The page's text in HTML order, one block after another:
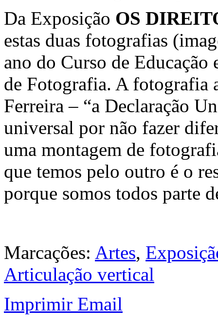
Da Exposição OS
estas duas fotografias
ano do Curso de Educação
de Fotografia. A fotografia
Ferreira – “a Declaração
universal por não fazer
uma montagem de
que temos pelo outro é o
porque somos todos parte
Marcações: Artes,
Articulação vertical
Imprimir Email